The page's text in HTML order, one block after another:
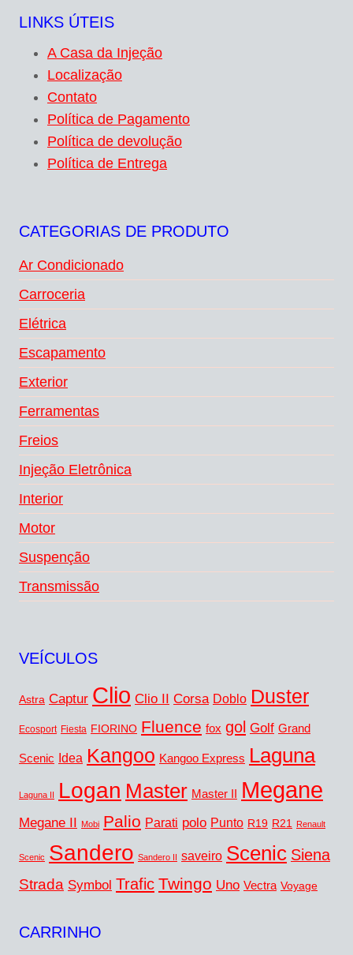
LINKS ÚTEIS
A Casa da Injeção
Localização
Contato
Política de Pagamento
Política de devolução
Política de Entrega
CATEGORIAS DE PRODUTO
Ar Condicionado
Carroceria
Elétrica
Escapamento
Exterior
Ferramentas
Freios
Injeção Eletrônica
Interior
Motor
Suspenção
Transmissão
VEÍCULOS
Astra Captur Clio Clio II Corsa Doblo Duster
Ecosport Fiesta FIORINO Fluence fox gol Golf Grand
Scenic Idea Kangoo Kangoo Express Laguna
Laguna II Logan Master Master II Megane
Megane II Mobi Palio Parati polo Punto R19 R21 Renault
Scenic Sandero Sandero II saveiro Scenic Siena
Strada Symbol Trafic Twingo Uno Vectra Voyage
CARRINHO